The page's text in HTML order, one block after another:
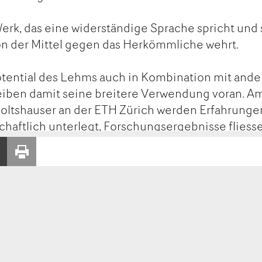
das eine widerständige Sprache spricht und
der Mittel gegen das Herkömmliche wehrt.
des Lehms auch in Kombination mit
damit seine breitere Verwendung voran.
an der ETH Zürich werden
unterlegt, Forschungsergebnisse
Rückkopplungen sind entscheidend dafür,
zu stärken und ihn als zeitgemässen Baustoff zu
PER E-MAIL
WEITEREMPFEHLEN